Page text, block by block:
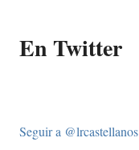
En Twitter
Seguir a @lrcastellanos